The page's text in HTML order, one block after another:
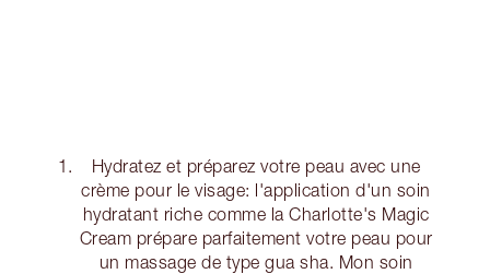
Hydratez et préparez votre peau avec une
crème pour le visage: l'application d'un soin
hydratant riche comme la Charlotte's Magic
Cream prépare parfaitement votre peau pour
un massage de type gua sha. Mon soin